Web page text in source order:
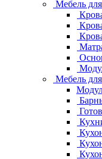
Мебель
Мебель